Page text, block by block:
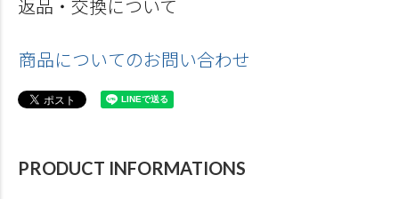
返品・交換について
商品についてのお問い合わせ
PRODUCT INFORMATIONS